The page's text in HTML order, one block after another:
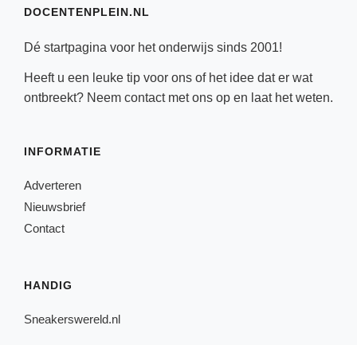
DOCENTENPLEIN.NL
Dé startpagina voor het onderwijs sinds 2001!
Heeft u een leuke tip voor ons of het idee dat er wat
ontbreekt? Neem contactmet ons op en laat het weten.
INFORMATIE
Adverteren
Nieuwsbrief
Contact
HANDIG
Sneakerswereld.nl